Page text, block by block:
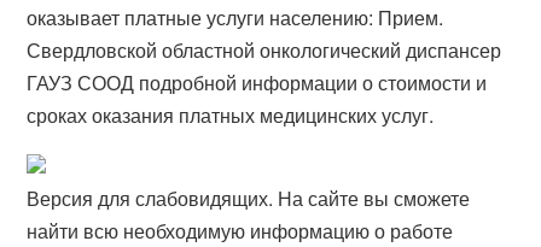
оказывает платные услуги населению: Прием.
Свердловской областной онкологический диспансер
ГАУЗ СООД подробной информации о стоимости и
сроках оказания платных медицинских услуг.
Версия для слабовидящих. На сайте вы сможете
найти всю необходимую информацию о работе